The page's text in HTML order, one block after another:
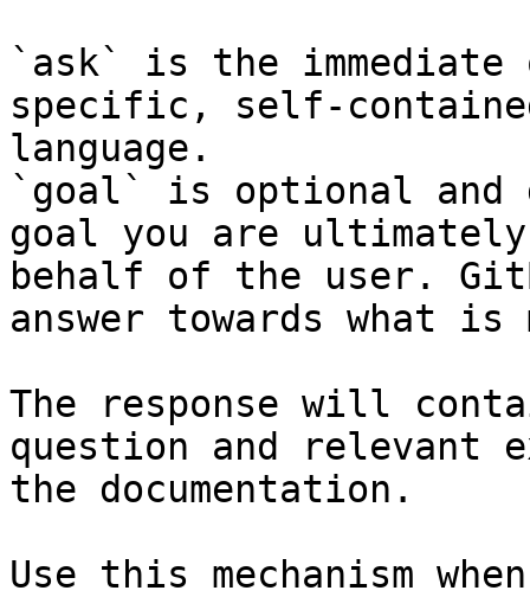
`ask` is the
specific, self-
language.
`goal` is optional and
goal you are
behalf of the user.
answer towards what
The response will
question and relevant
the documentation.
Use this mechanism